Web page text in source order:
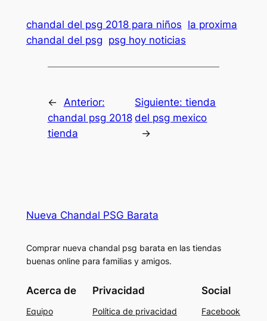
chandal del psg 2018 para niños la proxima
chandal del psg psg hoy noticias
←
Anterior:
chandal psg 2018
tienda
Siguiente:tienda
del psg mexico
→
Nueva Chandal PSG Barata
Comprar nueva chandal psg barata en las tiendas
buenas online para familias y amigos.
Acerca de
Equipo
Privacidad
Política de privacidad
Social
Facebook